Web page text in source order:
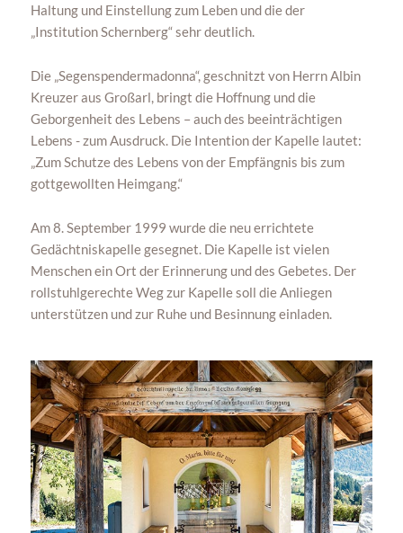
Haltung und Einstellung zum Leben und die der
„Institution Schernberg“ sehr deutlich.
Die „Segenspendermadonna“, geschnitzt von Herrn Albin
Kreuzer aus Großarl, bringt die Hoffnung und die
Geborgenheit des Lebens – auch des beeinträchtigen
Lebens - zum Ausdruck. Die Intention der Kapelle lautet:
„Zum Schutze des Lebens von der Empfängnis bis zum
gottgewollten Heimgang.“
Am 8. September 1999 wurde die neu errichtete
Gedächtniskapelle gesegnet. Die Kapelle ist vielen
Menschen ein Ort der Erinnerung und des Gebetes. Der
rollstuhlgerechte Weg zur Kapelle soll die Anliegen
unterstützen und zur Ruhe und Besinnung einladen.